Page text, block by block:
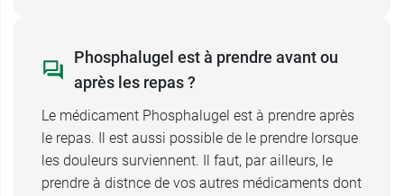
Phosphalugel est à prendre avant ou
après les repas ?
Le médicament Phosphalugel est à prendre après
le repas. Il est aussi possible de le prendre lorsque
les douleurs surviennent. Il faut, par ailleurs, le
prendre à distnce de vos autres médicaments dont